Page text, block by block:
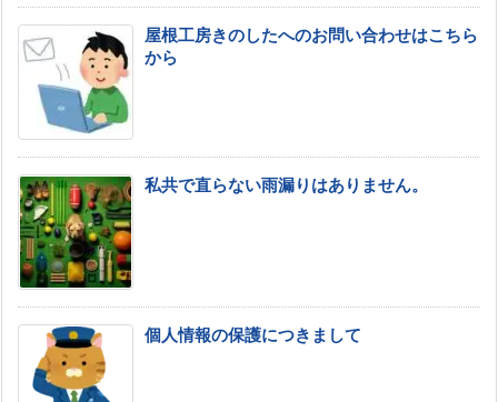
屋根工房きのしたへのお問い合わせはこちら
から
私共で直らない雨漏りはありません。
個人情報の保護につきまして